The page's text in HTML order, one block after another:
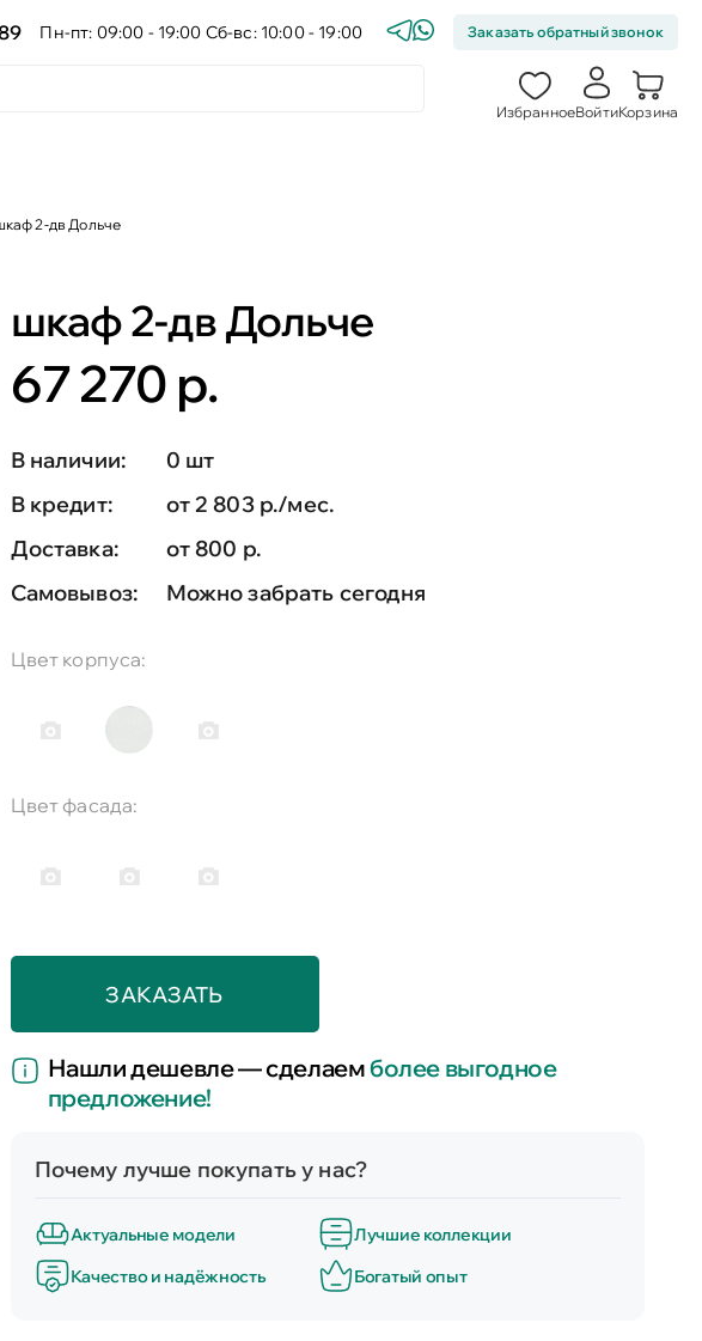
Пн-пт: 09:00 - 19:00 Сб-вс: 10:00 - 19:00 Заказать обратный звонок
ИзбранноеВойтиКорзина
2-дв Дольче
шкаф 2-дв Дольче
67 270 р.
В наличии:
0 шт
В кредит:
от 2 803 р./мес.
Доставка:
от 800 р.
Самовывоз:
Можно забрать сегодня
Цвет корпуса:
Цвет фасада:
ЗАКАЗАТЬ
Нашли дешевле — сделаемболее выгодное
предложение!
Почему лучше покупать у нас?
Актуальные модели
Лучшие коллекции
Качество и надёжность
Богатый опыт